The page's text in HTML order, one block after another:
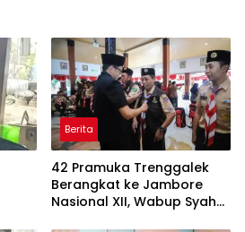
Berita
42 Pramuka Trenggalek
Berangkat ke Jambore
Nasional XII, Wabup Syah